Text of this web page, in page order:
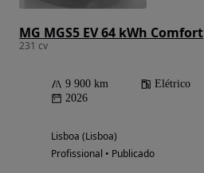
MG MGS5 EV 64 kWh Comfort
231 cv
9 900 km Elétrico
2026
Lisboa (Lisboa)
Profissional • Publicado